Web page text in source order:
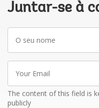
Juntar-se à
seu
Email
The content of this field is
publicly